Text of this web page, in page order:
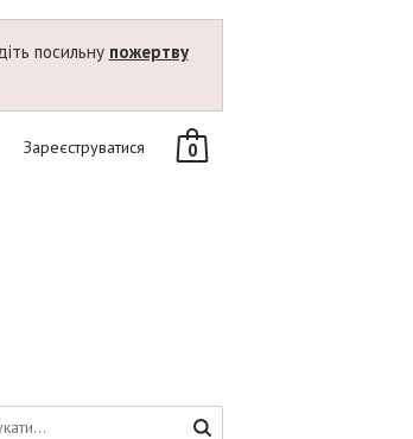
посильну пожертву
Зареєструватися 0